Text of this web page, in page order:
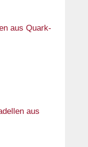
aus Quark-
aus